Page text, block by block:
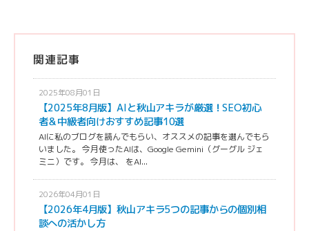
関連記事
2025年08月01日
【2025年8月版】AIと秋山アキラが厳選！SEO初心
者＆中級者向けおすすめ記事10選
AIに私のブログを読んでもらい、オススメの記事を選んでもら
いました。 今月使ったAIは、Google Gemini（グーグル ジェ
ミニ）です。 今月は、 をAI...
2026年04月01日
【2026年4月版】秋山アキラ5つの記事からの個別相
談への活かし方